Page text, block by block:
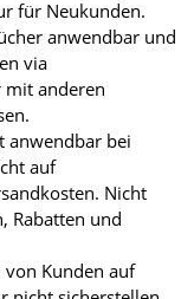
für Neukunden.
anwendbar und
via
anderen
anwendbar bei
auf
Nicht
Rabatten und
Kunden auf